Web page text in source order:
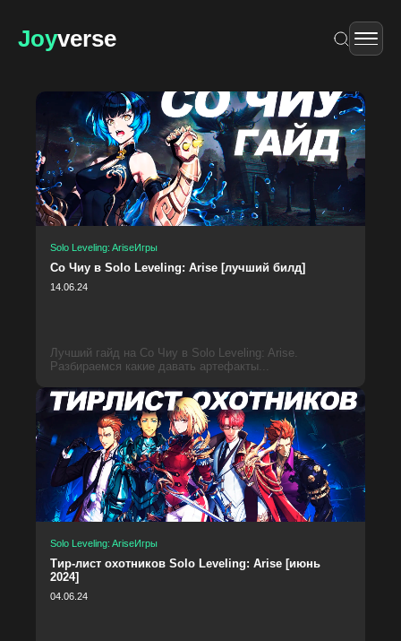
Joyverse
Solo Leveling: AriseИгры
Со Чиу в Solo Leveling: Arise [лучший билд]
14.06.24
Лучший гайд на Со Чиу в Solo Leveling: Arise.
Разбираемся какие давать артефакты...
Solo Leveling: AriseИгры
Тир-лист охотников Solo Leveling: Arise [июнь
2024]
04.06.24